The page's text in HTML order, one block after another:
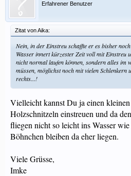
Erfahrener Benutzer
Zitat von Aika:
Nein, in der Einstreu schaffte er es bisher
Wasser innert kürzester Zeit voll mit Einstreu
nicht normal laufen können, sondern alles im
müssen, möglichst noch mit vielen
rechts...!
Vielleicht kannst Du ja einen
Holzschnitzeln einstreuen und da
fliegen nicht so leicht ins Wasser
Böhnchen bleiben da eher liegen.
Viele Grüsse,
Imke